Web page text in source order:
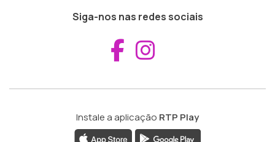
Siga-nos nas redes sociais
Aceder ao
Instale a aplicação RTP Play